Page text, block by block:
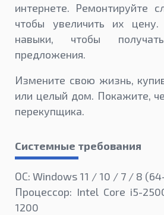
интернете. Ремонтируйте
чтобы увеличить их цену.
навыки, чтобы
предложения.
Измените свою жизнь,
или целый дом. Покажите,
перекупщика.
Системные требования
ОС: Windows 11 / 10 / 7 / 8
Процессор: Intel Core i5-
1200